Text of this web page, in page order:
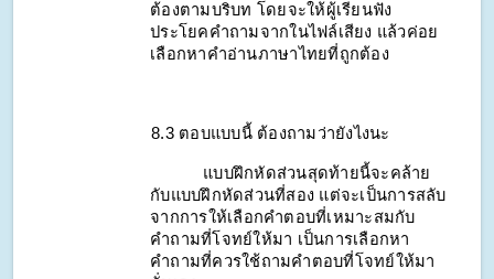
ต้องตามบริบท โดยจะให้ผู้เรียนฟัง
ประโยคคำถามจากในไฟล์เสียง แล้วค่อย
เลือกหาคำอ่านภาษาไทยที่ถูกต้อง
8.3 ตอบแบบนี้ ต้องถามว่ายังไงนะ
แบบฝึกหัดส่วนสุดท้ายนี้จะคล้าย
กับแบบฝึกหัดส่วนที่สอง แต่จะเป็นการสลับ
จากการให้เลือกคำตอบที่เหมาะสมกับ
คำถามที่โจทย์ให้มา เป็นการเลือกหา
คำถามที่ควรใช้ถามคำตอบที่โจทย์ให้มา